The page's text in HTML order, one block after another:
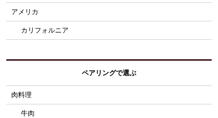
アメリカ
カリフォルニア
ペアリングで選ぶ
肉料理
牛肉